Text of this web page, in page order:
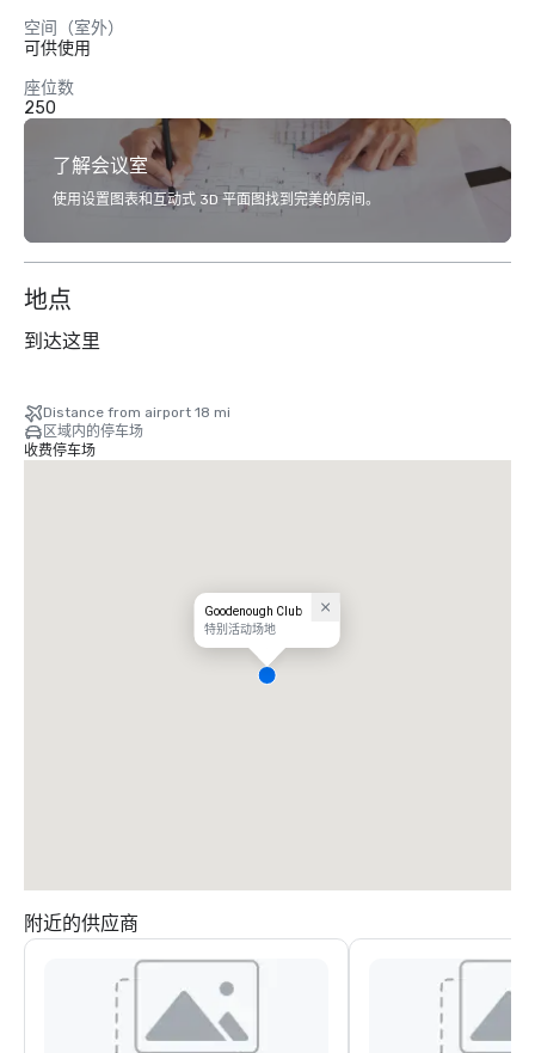
空间（室外）
可供使用
座位数
250
了解会议室
使用设置图表和互动式 3D 平面图找到完美的房间。
地点
到达这里
Distance from airport 18 mi
区域内的停车场
收费停车场
Goodenough Club
特别活动场地
附近的供应商